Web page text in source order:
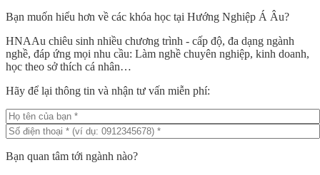
Bạn muốn hiểu hơn về các khóa học tại Hướng Nghiệp Á Âu?
HNAAu chiêu sinh nhiều chương trình - cấp độ, đa dạng ngành
nghề, đáp ứng mọi nhu cầu: Làm nghề chuyên nghiệp, kinh doanh,
học theo sở thích cá nhân…
Hãy để lại thông tin và nhận tư vấn miễn phí:
Bạn quan tâm tới ngành nào?